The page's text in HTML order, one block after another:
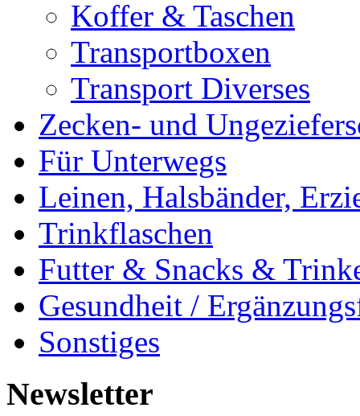
Koffer & Taschen
Transportboxen
Transport Diverses
Zecken- und
Für Unterwegs
Leinen, Halsbänder,
Trinkflaschen
Futter & Snacks &
Gesundheit /
Sonstiges
Newsletter